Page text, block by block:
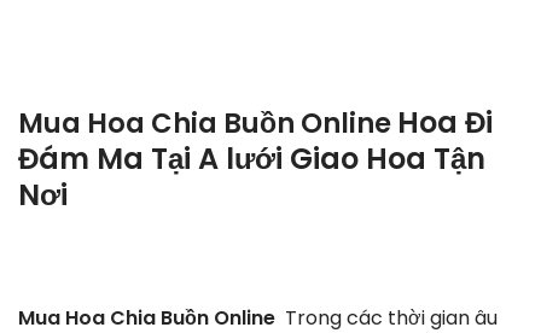
Mua Hoa Chia Buồn Online Hoa Đi
Đám Ma Tại A lưới Giao Hoa Tận
Nơi
Mua Hoa Chia Buồn Online Trong các thời gian âu